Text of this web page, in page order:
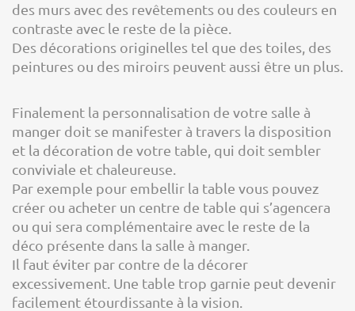
des murs avec des revêtements ou des couleurs en
contraste avec le reste de la pièce.
Des décorations originelles tel que des toiles, des
peintures ou des miroirs peuvent aussi être un plus.
Finalement la personnalisation de votre salle à
manger doit se manifester à travers la disposition
et la décoration de votre table, qui doit sembler
conviviale et chaleureuse.
Par exemple pour embellir la table vous pouvez
créer ou acheter un centre de table qui s’agencera
ou qui sera complémentaire avec le reste de la
déco présente dans la salle à manger.
Il faut éviter par contre de la décorer
excessivement. Une table trop garnie peut devenir
facilement étourdissante à la vision.